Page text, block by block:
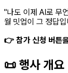
"나도 이제 AI로 무
월 밋업이 그 정답
👉 참가 신청 버튼
📜 행사 개요